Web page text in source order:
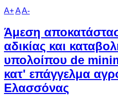
A+AA-
Άμεση
αδικίας και
υπολοίπου de
κατ' επάγγελμα
Ελασσόνας